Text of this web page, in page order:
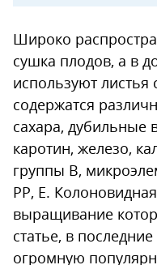
Время и
Вишня
Болезни и
Широко
сушка плодов, а в
используют
содержатся
сахара, дубильные
каротин, железо,
группы В,
РР, Е.
выращивание
статье, в
огромную